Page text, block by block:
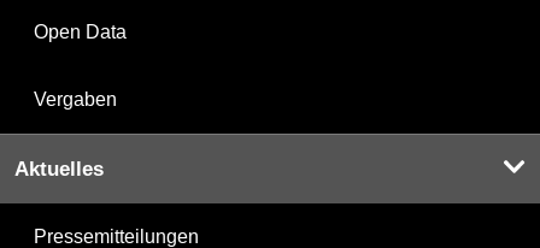
Open Data
Vergaben
Aktuelles
Pressemitteilungen